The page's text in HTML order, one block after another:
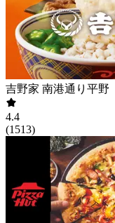
吉野家 南港通り平野
4.4
(1513)